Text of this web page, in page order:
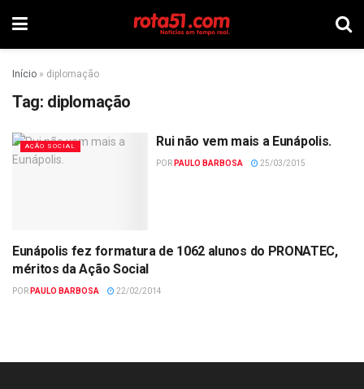
Início » diplomação
Tag: diplomação
AÇÃO SOCIAL Rui não vem mais a Eunápolis.
POR PAULO BARBOSA 25/03/2015
ECONOMIA
Eunápolis fez formatura de 1062 alunos do PRONATEC,
méritos da Ação Social
POR PAULO BARBOSA 22/02/2014